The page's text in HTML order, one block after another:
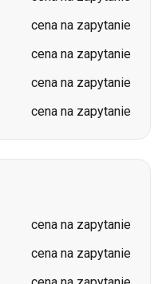
cena na zapytanie
cena na zapytanie
cena na zapytanie
cena na zapytanie